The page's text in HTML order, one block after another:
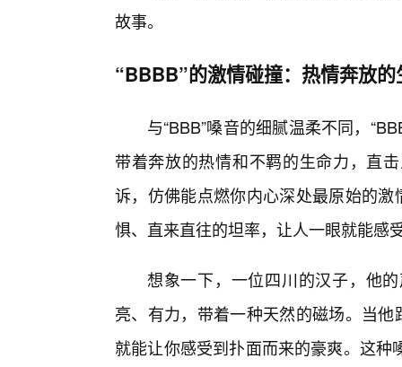
故事。
“BBBB”的激情碰撞：热情奔放的
与“BBB”嗓音的细腻温柔不同，
带着奔放的热情和不羁的生命力，直
诉，仿佛能点燃你内心深处最原始的
惧、直来直往的坦率，让人一眼就能感
想象一下，一位四川的汉子，他
亮、有力，带着一种天然的磁场。当
就能让你感受到扑面而来的豪爽。这